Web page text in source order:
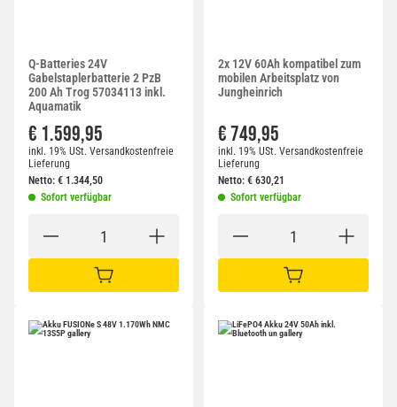
Q-Batteries 24V
Gabelstaplerbatterie 2 PzB
200 Ah Trog 57034113 inkl.
Aquamatik
€ 1.599,95
inkl. 19% USt. Versandkostenfreie
Lieferung
Netto: € 1.344,50
Sofort verfügbar
IN DEN WARENKORB
2x 12V 60Ah kompatibel zum
mobilen Arbeitsplatz von
Jungheinrich
€ 749,95
inkl. 19% USt. Versandkostenfreie
Lieferung
Netto: € 630,21
Sofort verfügbar
IN DEN WARENKORB